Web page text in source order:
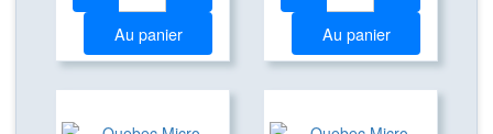
Au panier Au panier